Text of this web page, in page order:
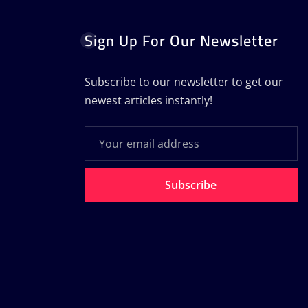
Sign Up For Our Newsletter
Subscribe to our newsletter to get our
newest articles instantly!
Subscribe